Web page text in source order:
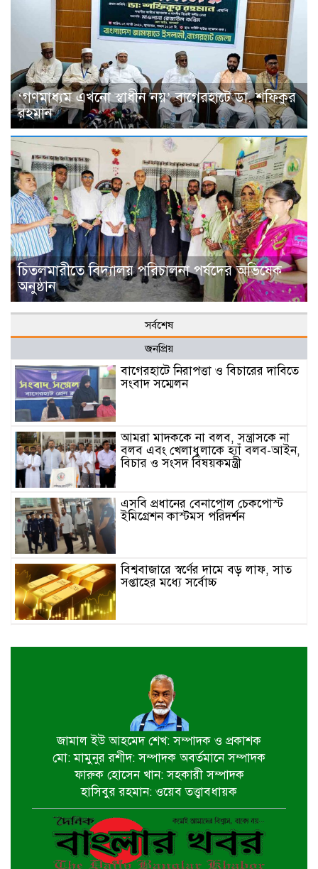
‘গণমাধ্যম এখনো স্বাধীন নয়’ বাগেরহাটে ডা. শফিকুর
রহমান
চিতলমারীতে বিদ্যালয় পরিচালনা পর্ষদের অভিষেক
অনুষ্ঠান
সর্বশেষ
জনপ্রিয়
বাগেরহাটে নিরাপত্তা ও বিচারের দাবিতে
সংবাদ সম্মেলন
আমরা মাদককে না বলব, সন্ত্রাসকে না
বলব এবং খেলাধুলাকে হ্যাঁ বলব-আইন,
বিচার ও সংসদ বিষয়কমন্ত্রী
এসবি প্রধানের বেনাপোল চেকপোস্ট
ইমিগ্রেশন কাস্টমস পরিদর্শন
বিশ্ববাজারে স্বর্ণের দামে বড় লাফ, সাত
সপ্তাহের মধ্যে সর্বোচ্চ
বিকল: ৭ ঘণ্টা ধরে বিমানে আটকা ২৬০
২৩তম রাষ্ট্রপতি নির্বাচন,ডাকছে সংসদের
বিশেষ অধিবেশন
একদিনের সফরে চট্টগ্রাম যাচ্ছেন
প্রধানমন্ত্রী
খুলনায় বইপড়া কর্মসূচির পুরস্কার
বিতরণী অনুষ্ঠিত
জামাল ইউ আহমেদ শেখ: সম্পাদক ও প্রকাশক
মো: মামুনুর রশীদ: সম্পাদক অবর্তমানে সম্পাদক
ফারুক হোসেন খান: সহকারী সম্পাদক
হাসিবুর রহমান: ওয়েব তত্ত্বাবধায়ক